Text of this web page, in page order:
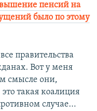
пенсий на
было по этому
правительства
Вот у меня
смысле они,
такая коалиция
случае...